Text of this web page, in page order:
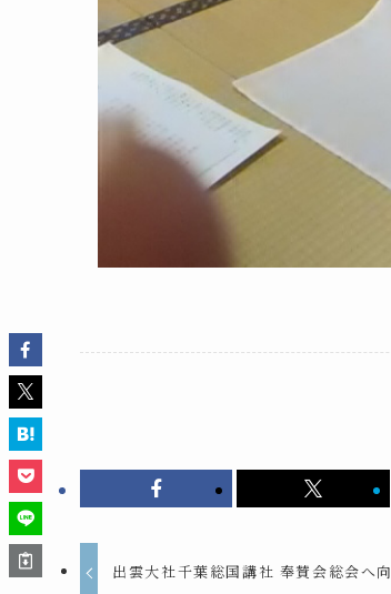
出雲大社千葉総国講社 奉賛会総会へ